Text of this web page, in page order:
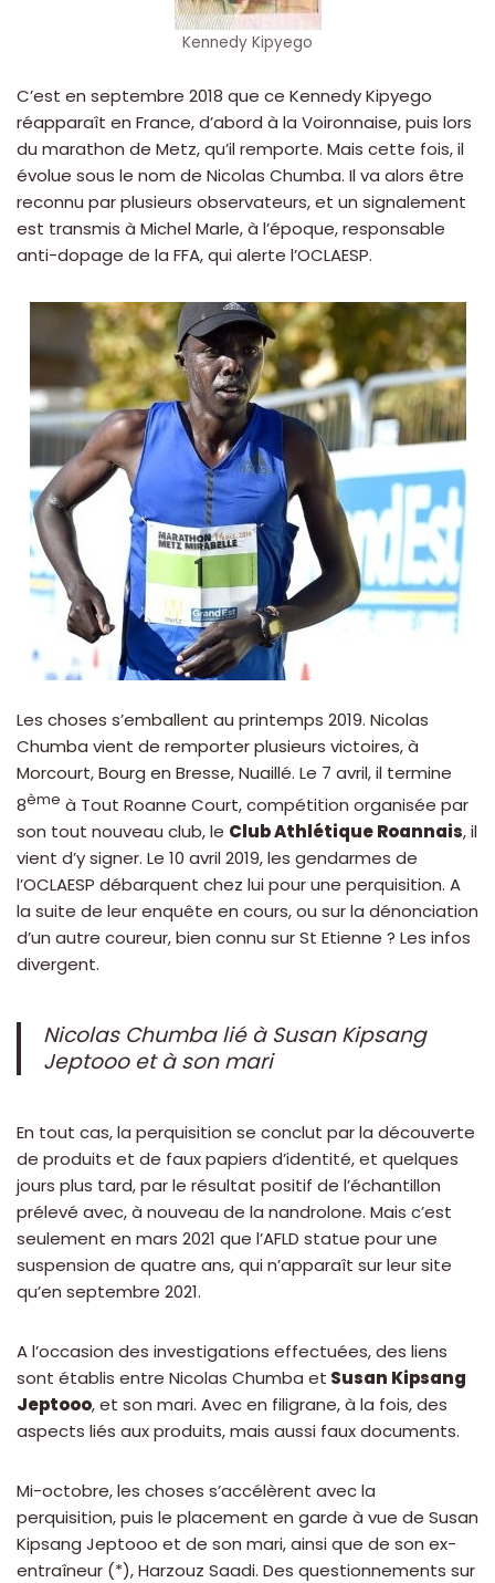
Kennedy Kipyego
C’est en septembre 2018 que ce Kennedy Kipyego
réapparaît en France, d’abord à la Voironnaise, puis lors
du marathon de Metz, qu’il remporte. Mais cette fois, il
évolue sous le nom de Nicolas Chumba. Il va alors être
reconnu par plusieurs observateurs, et un signalement
est transmis à Michel Marle, à l’époque, responsable
anti-dopage de la FFA, qui alerte l’OCLAESP.
Les choses s’emballent au printemps 2019. Nicolas
Chumba vient de remporter plusieurs victoires, à
Morcourt, Bourg en Bresse, Nuaillé. Le 7 avril, il termine
8ème à Tout Roanne Court, compétition organisée par
son tout nouveau club, le Club Athlétique Roannais, il
vient d’y signer. Le 10 avril 2019, les gendarmes de
l’OCLAESP débarquent chez lui pour une perquisition. A
la suite de leur enquête en cours, ou sur la dénonciation
d’un autre coureur, bien connu sur St Etienne ? Les infos
divergent.
Nicolas Chumba lié à Susan Kipsang
Jeptooo et à son mari
En tout cas, la perquisition se conclut par la découverte
de produits et de faux papiers d’identité, et quelques
jours plus tard, par le résultat positif de l’échantillon
prélevé avec, à nouveau de la nandrolone. Mais c’est
seulement en mars 2021 que l’AFLD statue pour une
suspension de quatre ans, qui n’apparaît sur leur site
qu’en septembre 2021.
A l’occasion des investigations effectuées, des liens
sont établis entre Nicolas Chumba et Susan Kipsang
Jeptooo, et son mari. Avec en filigrane, à la fois, des
aspects liés aux produits, mais aussi faux documents.
Mi-octobre, les choses s’accélèrent avec la
perquisition, puis le placement en garde à vue de Susan
Kipsang Jeptooo et de son mari, ainsi que de son ex-
entraîneur (*), Harzouz Saadi. Des questionnements sur